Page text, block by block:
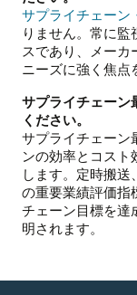
サプライチェーン
りません。常に
スであり、メーカ
ニーズに強く焦点
サプライチェーン
ください。
サプライチェーン
ンの効率とコス
します。定時搬
の重要業績評価指
チェーン目標を達
明されます。